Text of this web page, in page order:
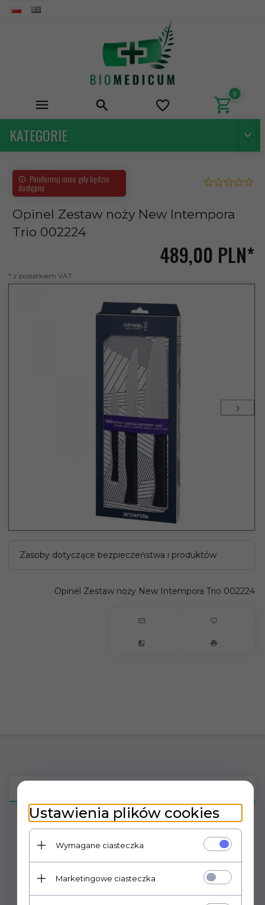
0
KATEGORIE
Poinformuj mnie gdy będzie
dostępny
Opinel Zestaw noży New Intempora
Trio 002224
489,00 PLN*
* z podatkiem VAT
Zasoby dotyczące bezpieczeństwa i produktów
Opinel Zestaw noży New Intempora Trio 002224
OPIS PRODUKTU
Opinel Zestaw noży New Intempora Trio 002224
Ponad 125 letnie doświadczenie Opinel'a w produkcji
Ustawienia plików cookies
Wymagane ciasteczka
Marketingowe ciasteczka